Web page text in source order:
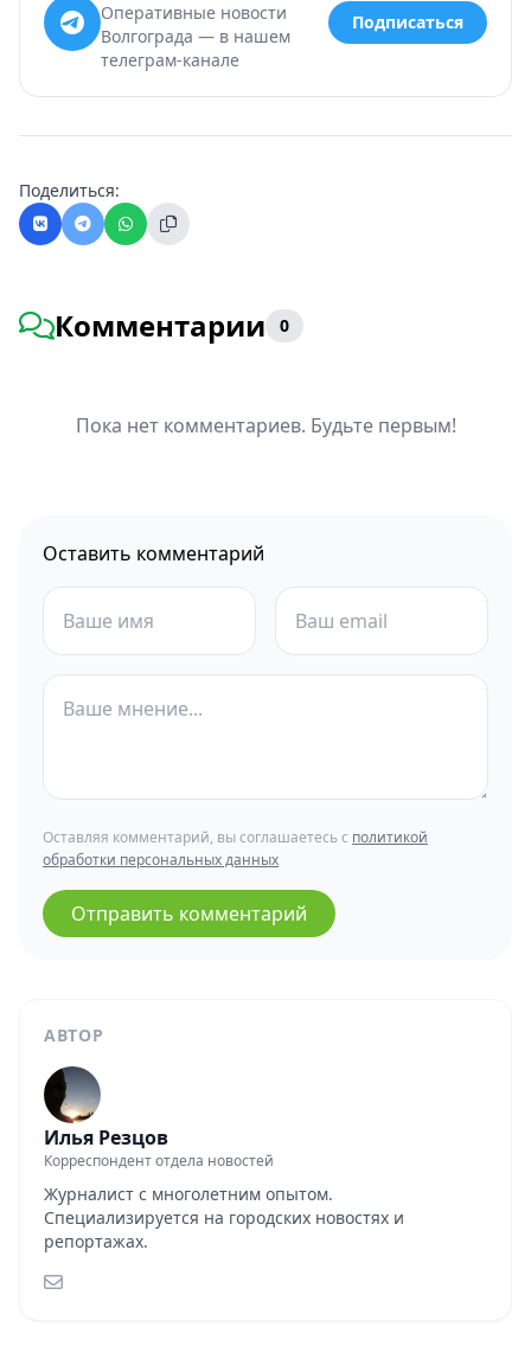
АВТОР
Илья Резцов
Корреспондент отдела новостей
Журналист с многолетним опытом.
Специализируется на городских новостях и
репортажах.
Оперативные новости
Волгограда — в нашем
телеграм-канале
Подписаться
Поделиться:
Комментарии 0
Пока нет комментариев. Будьте первым!
Оставить комментарий
Оставляя комментарий, вы соглашаетесь с политикой
обработки персональных данных
Отправить комментарий